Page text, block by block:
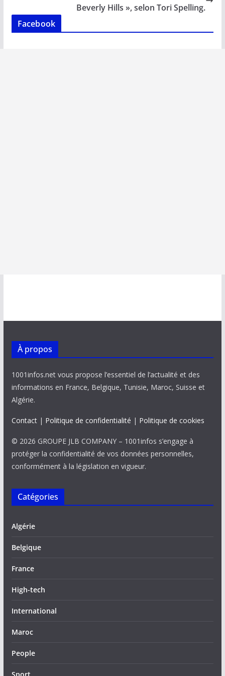
k p k
Beverly Hills », selon Tori Spelling.
Facebook
À propos
1001infos.net vous propose l’essentiel de l’actualité et des
informations en France, Belgique, Tunisie, Maroc, Suisse et
Algérie.
Contact| Politique de confidentialité | Politique de cookies
© 2026 GROUPE JLB COMPANY – 1001infos s’engage à
protéger la confidentialité de vos données personnelles,
conformément à la législation en vigueur.
Catégories
Algérie
Belgique
France
High-tech
International
Maroc
People